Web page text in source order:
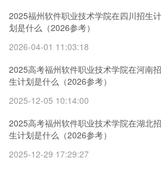
2025福州软件职业技术学院在四川招生计
划是什么（2026参考）
2026-04-01 11:03:18
2025高考福州软件职业技术学院在河南招
生计划是什么（2026参考）
2025-12-05 10:14:00
2025高考福州软件职业技术学院在湖北招
生计划是什么（2026参考）
2025-12-29 17:29:27